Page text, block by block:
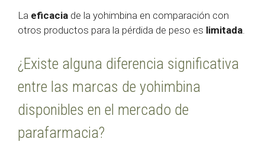
La eficacia de la yohimbina en comparación con
otros productos para la pérdida de peso es limitada
¿Existe alguna diferencia significativa
entre las marcas de yohimbina
disponibles en el mercado de
parafarmacia?